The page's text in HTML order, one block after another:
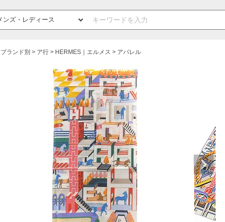
ブランド別 ア行 HERMES｜エルメス アパレル